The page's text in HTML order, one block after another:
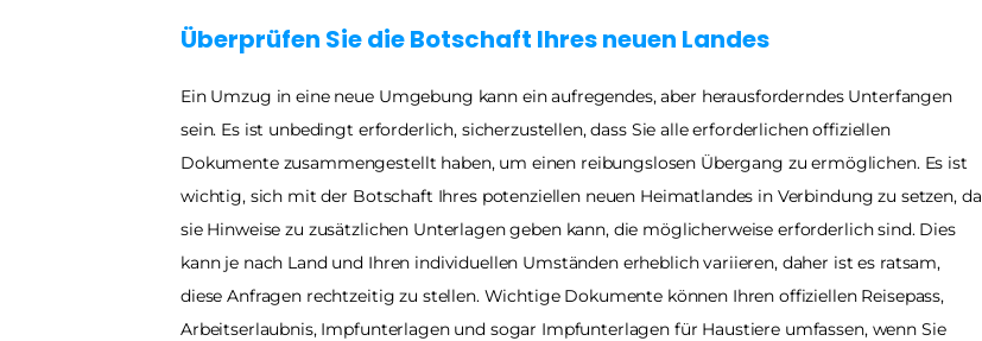
Überprüfen Sie die Botschaft Ihres neuen Landes
Ein Umzug in eine neue Umgebung kann ein aufregendes, aber herausforderndes Unterfangen
sein. Es ist unbedingt erforderlich, sicherzustellen, dass Sie alle erforderlichen offiziellen
Dokumente zusammengestellt haben, um einen reibungslosen Übergang zu ermöglichen. Es ist
wichtig, sich mit der Botschaft Ihres potenziellen neuen Heimatlandes in Verbindung zu setzen, da
sie Hinweise zu zusätzlichen Unterlagen geben kann, die möglicherweise erforderlich sind. Dies
kann je nach Land und Ihren individuellen Umständen erheblich variieren, daher ist es ratsam,
diese Anfragen rechtzeitig zu stellen. Wichtige Dokumente können Ihren offiziellen Reisepass,
Arbeitserlaubnis, Impfunterlagen und sogar Impfunterlagen für Haustiere umfassen, wenn Sie